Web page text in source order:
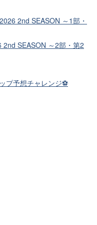
2nd SEASON ～1部・
2nd SEASON ～2部・第2
プ予想チャレンジ⚽